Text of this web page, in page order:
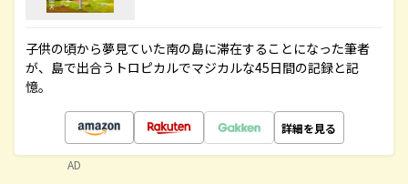
子供の頃から夢見ていた南の島に滞在することになった筆者
が、島で出合うトロピカルでマジカルな45日間の記録と記
憶。
詳細を見る
AD